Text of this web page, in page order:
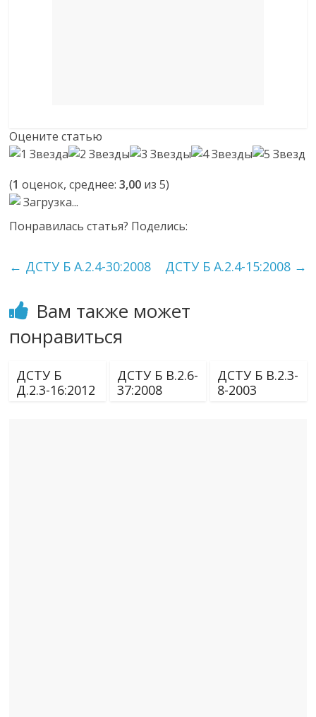
Оцените статью
(1 оценок, среднее:3,00 из 5)
Загрузка...
Понравилась статья? Поделись:
← ДСТУ Б А.2.4-30:2008 ДСТУ Б А.2.4-15:2008 →
Вам также может
понравиться
ДСТУ Б
Д.2.3-16:2012
ДСТУ Б В.2.6-
37:2008
ДСТУ Б В.2.3-
8-2003